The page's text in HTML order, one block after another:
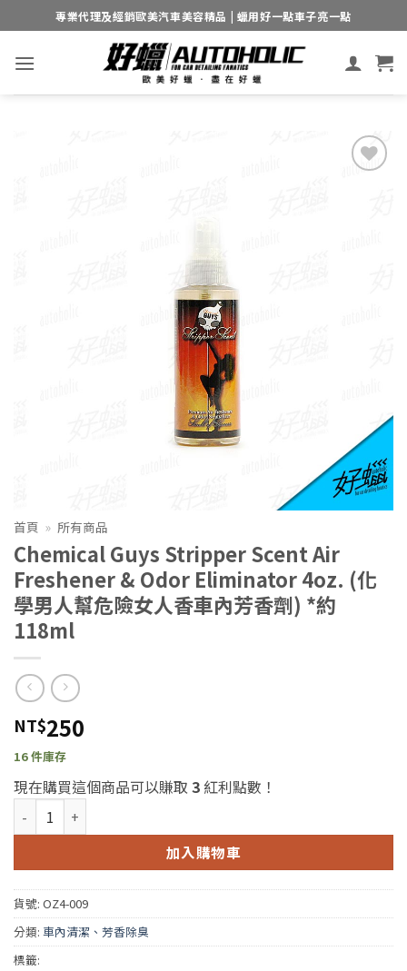
to
content
專業代理及經銷歐美汽車美容精品 | 蠟用好一點車子亮一點
首頁 » 所有商品
Chemical Guys Stripper Scent Air
Freshener & Odor Eliminator 4oz. (化
學男人幫危險女人香車內芳香劑) *約
118ml
NT$250
16 件庫存
現在購買這個商品可以賺取 3紅利點數！
Chemical Guys Stripper Scent Air Freshener & Odor
加入購物車
貨號: OZ4-009
分類: 車內清潔、芳香除臭
標籤: